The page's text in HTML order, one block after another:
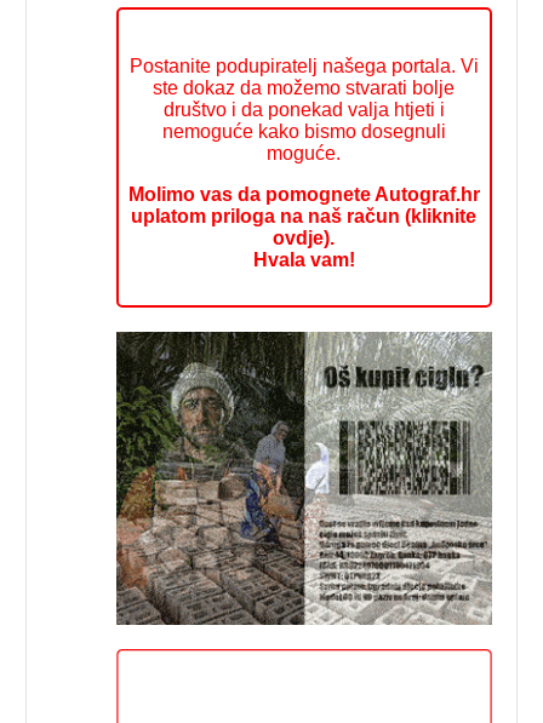
Postanite podupiratelj našega portala. Vi
ste dokaz da možemo stvarati bolje
društvo i da ponekad valja htjeti i
nemoguće kako bismo dosegnuli
moguće.
Molimo vas da pomognete Autograf.hr
uplatom priloga na naš račun (kliknite
ovdje).
Hvala vam!